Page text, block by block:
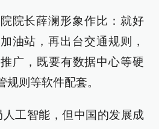
院长薛澜形象作比：就好
油站，再出台交通规则，
广，既要有数据中心等硬
则等软件配套。
工智能，但中国的发展成